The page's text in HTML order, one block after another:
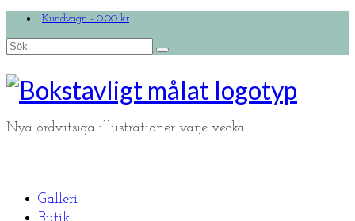
Kundvagn - 0.00 kr
Search
Nya ordvitsiga illustrationer varje vecka!
Galleri